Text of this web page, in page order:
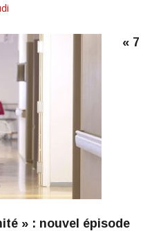
« 7
» : nouvel épisode